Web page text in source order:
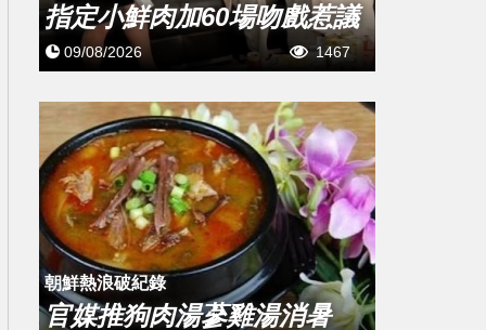
指定小鮮肉加60場吻戲惹議
09/08/2026 1467
朝鮮熱浪破紀錄
官媒推狗肉湯蔘雞湯消暑